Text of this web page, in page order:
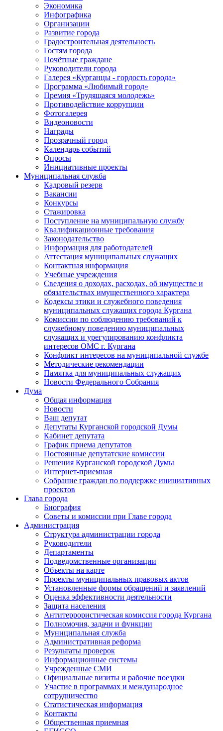
Экономика
Инфографика
Организации
Развитие города
Градостроительная деятельность
Гостям города
Почётные граждане
Руководители города
Галерея «Курганцы - гордость города»
Программа «Любимый город»
Премия «Трудящаяся молодежь»
Противодействие коррупции
Фотогалерея
Видеоновости
Награды
Прозрачный город
Календарь событий
Опросы
Инициативные проекты
Муниципальная служба
Кадровый резерв
Вакансии
Конкурсы
Стажировка
Поступление на муниципальную службу
Квалификационные требования
Законодательство
Информация для работодателей
Аттестация муниципальных служащих
Контактная информация
Учебные учреждения
Сведения о доходах, расходах, об имуществе и
обязательствах имущественного характера
Кодексы этики и служебного поведения
муниципальных служащих города Кургана
Комиссии по соблюдению требований к
служебному поведению муниципальных
служащих и урегулированию конфликта
интересов ОМС г. Кургана
Конфликт интересов на муниципальной службе
Методические рекомендации
Памятка для муниципальных служащих
Новости Федерального Cобрания
Дума
Общая информация
Новости
Ваш депутат
Депутаты Курганской городской Думы
Кабинет депутата
График приема депутатов
Постоянные депутатские комиссии
Решения Курганской городской Думы
Интернет-приемная
Собрание граждан по поддержке инициативных
проектов
Глава города
Биография
Советы и комиссии при Главе города
Администрация
Структура администрации города
Руководители
Департаменты
Подведомственные организации
Объекты на карте
Проекты муниципальных правовых актов
Установленные формы обращений и заявлений
Оценка эффективности деятельности
Защита населения
Антитеррористическая комиссия города Кургана
Полномочия, задачи и функции
Муниципальная служба
Административная реформа
Результаты проверок
Информационные системы
Учрежденные СМИ
Официальные визиты и рабочие поездки
Участие в программах и международное
сотрудничество
Статистическая информация
Контакты
Общественная приемная